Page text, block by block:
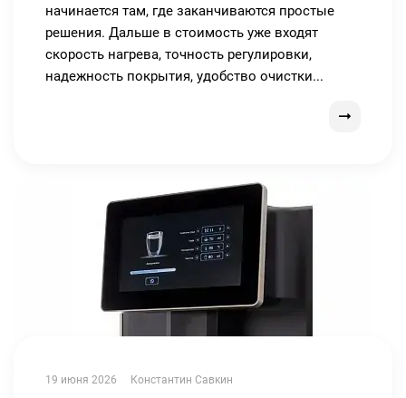
начинается там, где заканчиваются простые
решения. Дальше в стоимость уже входят
скорость нагрева, точность регулировки,
надежность покрытия, удобство очистки...
19 июня 2026 Константин Савкин